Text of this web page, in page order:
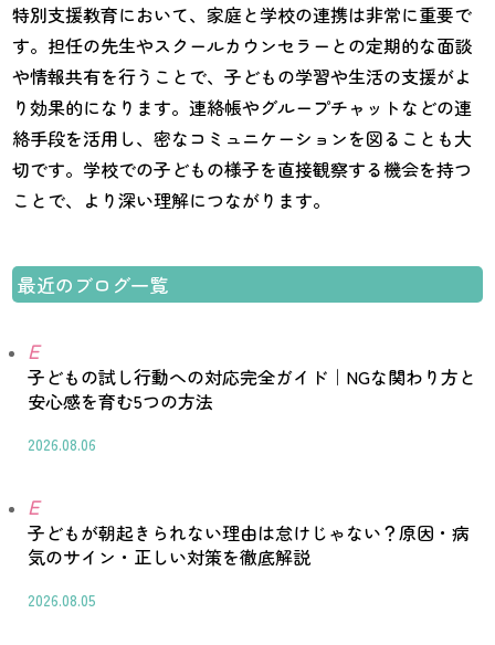
特別支援教育において、家庭と学校の連携は非常に重要で
す。担任の先生やスクールカウンセラーとの定期的な面談
や情報共有を行うことで、子どもの学習や生活の支援がよ
り効果的になります。連絡帳やグループチャットなどの連
絡手段を活用し、密なコミュニケーションを図ることも大
切です。学校での子どもの様子を直接観察する機会を持つ
ことで、より深い理解につながります。
最近のブログ一覧
E
子どもの試し行動への対応完全ガイド｜NGな関わり方と
安心感を育む5つの方法
2026.08.06
E
子どもが朝起きられない理由は怠けじゃない？原因・病
気のサイン・正しい対策を徹底解説
2026.08.05